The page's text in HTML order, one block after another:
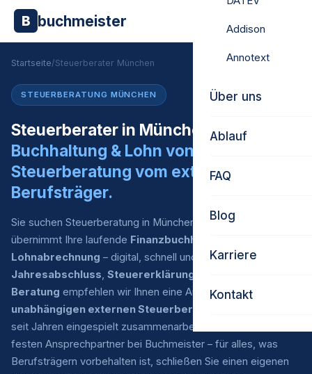
B buchmeister Addison
Annotext
Über uns
Ablauf
FAQ
Blog
Karriere
Kontakt
Startseite/Steuerberater München
STEUERBERATUNG MÜNCHEN
Steuerberater in München gesucht?
Buchhaltung & Lohn von uns.
Steuerberatung vom externen
Berufsträger.
Sie suchen Steuerberatung in München? Buchmeister
übernimmt Ihre laufende Finanzbuchhaltung
Lohnabrechnung – digital, schnell und zu fairen Preisen. Für
Jahresabschluss, Steuererklärung
Beratung empfehlen wir Ihnen eine Auswahl an
unabhängigen externen Steuerberatern
seit Jahren eingespielt zusammenarbeiten. Sie haben einen
festen Ansprechpartner bei Buchmeister – für alles, was
Berufsträgern vorbehalten ist, schließen Sie einen eigenen